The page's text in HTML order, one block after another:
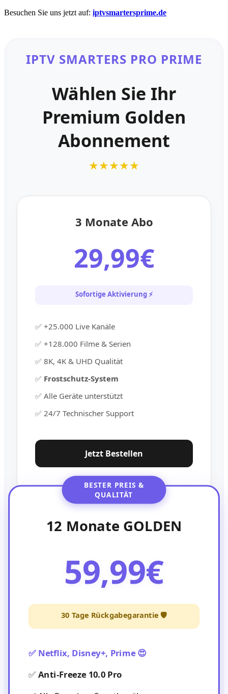
Besuchen Sie uns jetzt auf: iptvsmartersprime.de
IPTV SMARTERS PRO PRIME
Wählen Sie Ihr
Premium Golden
Abonnement
★★★★★
3 Monate Abo
29,99€
Sofortige Aktivierung ⚡
✅ +25.000 Live Kanäle
✅ +128.000 Filme & Serien
✅ 8K, 4K & UHD Qualität
✅ Frostschutz-System
✅ Alle Geräte unterstützt
✅ 24/7 Technischer Support
Jetzt Bestellen
BESTER PREIS &
QUALITÄT
12 Monate GOLDEN
59,99€
30 Tage Rückgabegarantie 🛡️
✅ Netflix, Disney+, Prime 😍
✅ Anti-Freeze 10.0 Pro